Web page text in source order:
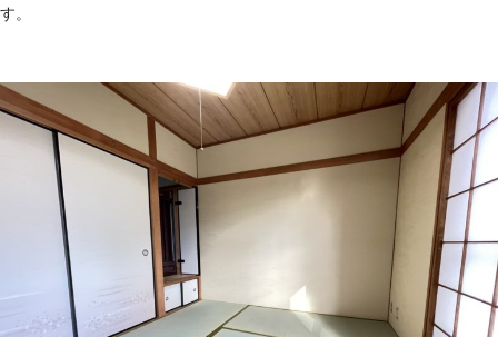
す。